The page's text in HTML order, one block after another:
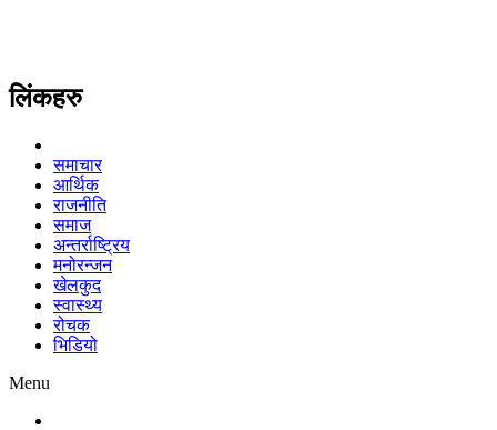
लिंकहरु
समाचार
आर्थिक
राजनीति
समाज
अन्तर्राष्ट्रिय
मनोरन्जन
खेलकुद
स्वास्थ्य
रोचक
भिडियो
Menu